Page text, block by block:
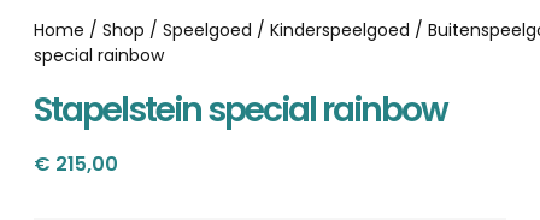
Home / Shop / Speelgoed / Kinderspeelgoed /
special rainbow
Stapelstein special rainbow
€ 215,00